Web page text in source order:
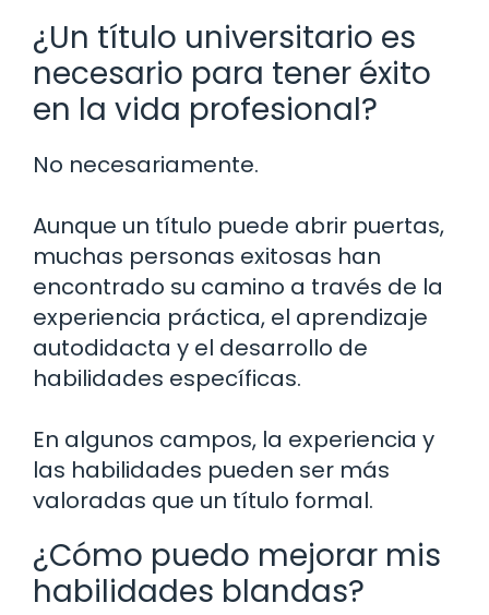
¿Un título universitario es
necesario para tener éxito
en la vida profesional?
No necesariamente.
Aunque un título puede abrir puertas,
muchas personas exitosas han
encontrado su camino a través de la
experiencia práctica, el aprendizaje
autodidacta y el desarrollo de
habilidades específicas.
En algunos campos, la experiencia y
las habilidades pueden ser más
valoradas que un título formal.
¿Cómo puedo mejorar mis
habilidades blandas?